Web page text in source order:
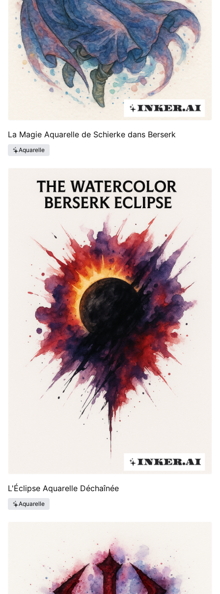
La Magie Aquarelle de Schierke dans Berserk
Aquarelle
L'Éclipse Aquarelle Déchaînée
Aquarelle